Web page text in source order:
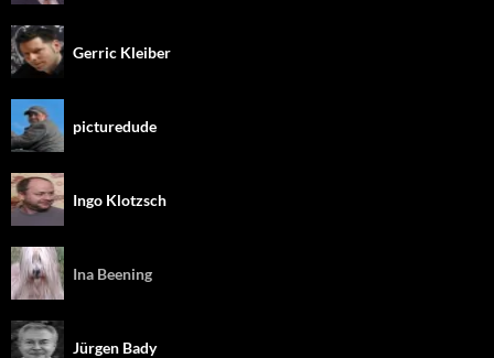
Gerric Kleiber
picturedude
Ingo Klotzsch
Ina Beening
Jürgen Bady